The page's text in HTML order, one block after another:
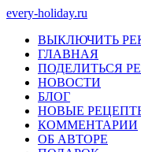
every-holiday.ru
ВЫКЛЮЧИТЬ
ГЛАВНАЯ
ПОДЕЛИТЬСЯ
НОВОСТИ
БЛОГ
НОВЫЕ
КОММЕНТАРИИ
ОБ АВТОРЕ